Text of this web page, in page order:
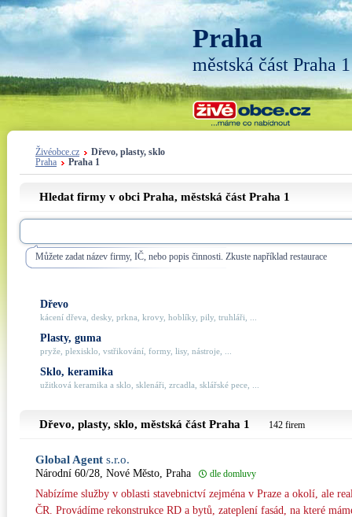
Praha
městská část Praha 1
Živéobce.cz
Dřevo, plasty, sklo
Praha
Praha 1
Hledat firmy v obci Praha, městská část Praha 1
Můžete zadat název firmy, IČ, nebo popis činnosti. Zkuste například restaurace
Dřevo
kácení dřeva, desky, prkna, krovy, hoblíky, pily, truhláři, ...
Plasty, guma
pryže, plexisklo, vstřikování, formy, lisy, nástroje, ...
Sklo, keramika
užitková keramika a sklo, sklenáři, zrcadla, sklářské pece, ...
Dřevo, plasty, sklo, městská část Praha 1 142 firem
Global Agent s.r.o.
Národní 60/28, Nové Město, Praha dle domluvy
Nabízíme služby v oblasti stavebnictví zejména v Praze a okolí, ale
ČR. Provádíme rekonstrukce RD a bytů, zateplení fasád, na které